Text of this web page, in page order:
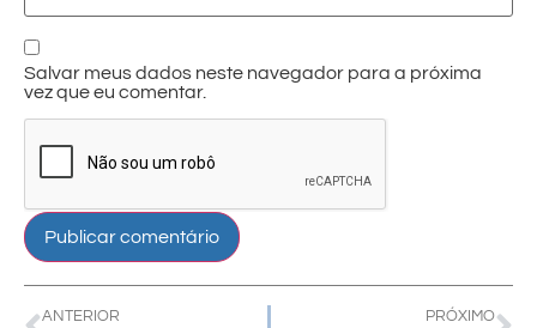
Salvar meus dados neste navegador para a próxima
vez que eu comentar.
ANTERIOR PRÓXIMO